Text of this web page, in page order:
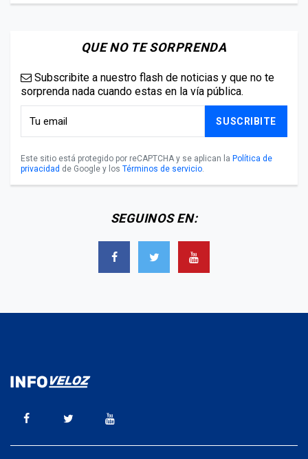
QUE NO TE SORPRENDA
Subscribite a nuestro flash de noticias y que no te
sorprenda nada cuando estas en la vía pública.
SUSCRIBITE
Este sitio está protegido por reCAPTCHA y se aplican la Política de
privacidad de Google y los Términos de servicio.
SEGUINOS EN: